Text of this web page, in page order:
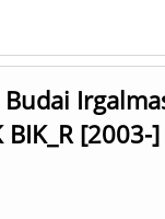
Budai
BIK_R [2003-]